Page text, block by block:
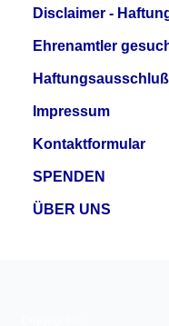
Disclaimer -
Ehrenamtler
Haftungsausschluß
Impressum
Kontaktformular
SPENDEN
ÜBER UNS